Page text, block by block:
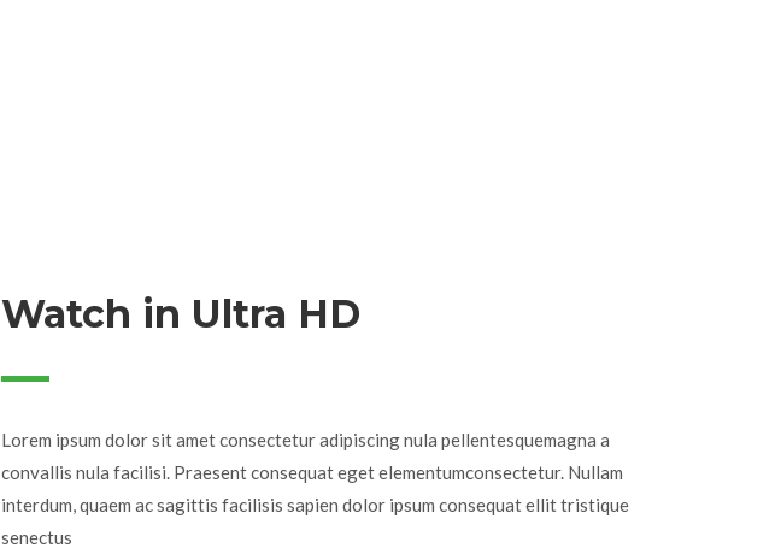
Watch in Ultra HD
Lorem ipsum dolor sit amet consectetur adipiscing nula pellentesquemagna a
convallis nula facilisi. Praesent consequat eget elementumconsectetur. Nullam
interdum, quaem ac sagittis facilisis sapien dolor ipsum consequat ellit tristique
senectus